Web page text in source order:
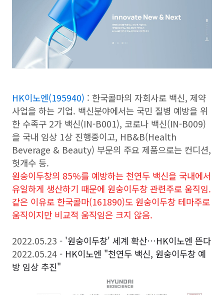
HK이노엔(195940) : 한국콜마의 자회사로 백신, 제약
사업을 하는 기업. 백신분야에서는 국민 질병 예방을 위
한 수족구 2가 백신(IN-B001), 코로나 백신(IN-B009)
을 국내 임상 1상 진행중이고, HB&B(Health
Beverage & Beauty) 부문의 주요 제품으로는 컨디션,
헛개수 등.
원숭이두창의 85%를 예방하는 천연두 백신을 국내에서
유일하게 생산하기 때문에 원숭이두창 관련주로 움직임.
같은 이유로 한국콜마(161890)도 원숭이두창 테마주로
움직이지만 비교적 움직임은 크지 않음.
2022.05.23 - '원숭이두창' 세계 확산…HK이노엔 뜬다
2022.05.24 - HK이노엔 "천연두 백신, 원숭이두창 예
방 임상 추진"